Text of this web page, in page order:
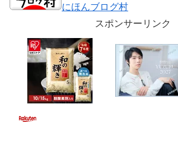
にほんブログ村
スポンサーリンク